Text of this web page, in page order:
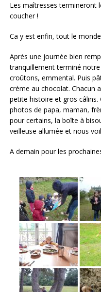
Les maîtresses termineront
coucher !
Ca y est enfin, tout le
Après une journée bien
tranquillement terminé
croûtons, emmental. Puis
crème au chocolat. Chacun
petite histoire et gros câlins.
photos de papa, maman,
pour certains, la boîte à
veilleuse allumée et nous
A demain pour les